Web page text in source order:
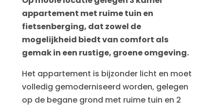
appartement met ruime tuin en
fietsenberging, dat zowel de
mogelijkheid biedt van comfort als
gemak in een rustige, groene omgeving.
Het appartement is bijzonder licht en moet
volledig gemoderniseerd worden, gelegen
op de begane grond met ruime tuin en 2